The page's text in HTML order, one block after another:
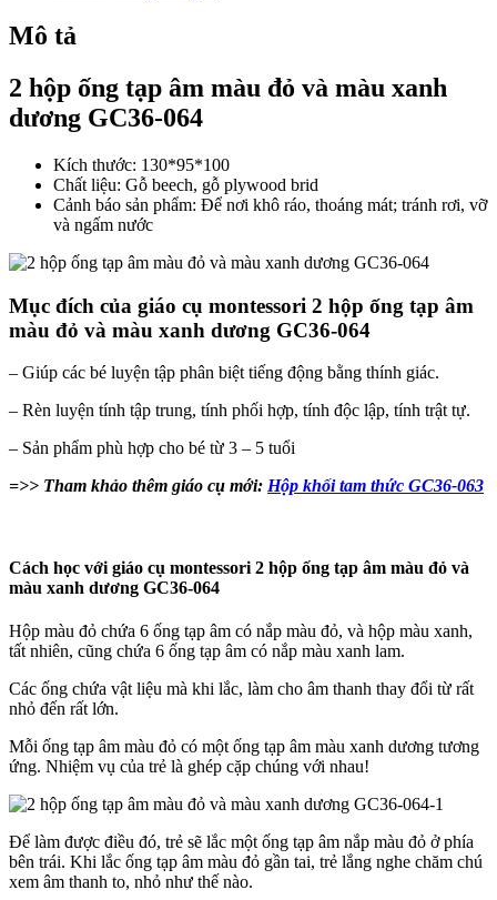
Mô tả
2 hộp ống tạp âm màu đỏ và màu xanh
dương GC36-064
Kích thước: 130*95*100
Chất liệu: Gỗ beech, gỗ plywood brid
Cảnh báo sản phẩm: Để nơi khô ráo, thoáng mát; tránh rơi, vỡ
và ngấm nước
Mục đích của giáo cụ montessori 2 hộp ống tạp âm
màu đỏ và màu xanh dương GC36-064
– Giúp các bé luyện tập phân biệt tiếng động bằng thính giác.
– Rèn luyện tính tập trung, tính phối hợp, tính độc lập, tính trật tự.
– Sản phẩm phù hợp cho bé từ 3 – 5 tuổi
=>> Tham khảo thêm giáo cụ mới: Hộp khối tam thức GC36-063
Cách học với giáo cụ montessori 2 hộp ống tạp âm màu đỏ và
màu xanh dương GC36-064
Hộp màu đỏ chứa 6 ống tạp âm có nắp màu đỏ, và hộp màu xanh,
tất nhiên, cũng chứa 6 ống tạp âm có nắp màu xanh lam.
Các ống chứa vật liệu mà khi lắc, làm cho âm thanh thay đổi từ rất
nhỏ đến rất lớn.
Mỗi ống tạp âm màu đỏ có một ống tạp âm màu xanh dương tương
ứng. Nhiệm vụ của trẻ là ghép cặp chúng với nhau!
Để làm được điều đó, trẻ sẽ lắc một ống tạp âm nắp màu đỏ ở phía
bên trái. Khi lắc ống tạp âm màu đỏ gần tai, trẻ lắng nghe chăm chú
xem âm thanh to, nhỏ như thế nào.